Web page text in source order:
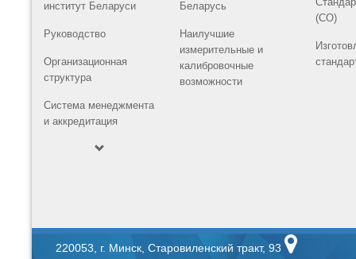
институт Беларуси
Руководство
Организационная
структура
Система менеджмента
и аккредитация
Беларусь
Наилучшие
измерительные и
калибровочные
возможности
(СО)
220053, г. Минск, Старовиленский тракт, 93